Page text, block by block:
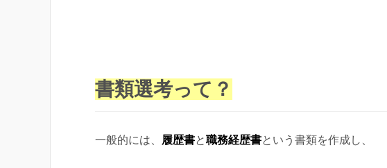
書類選考って？
一般的には、 履歴書と職務経歴書という書類を作成し、